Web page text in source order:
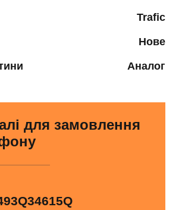
Trafic
Нове
Аналог
для замовлення